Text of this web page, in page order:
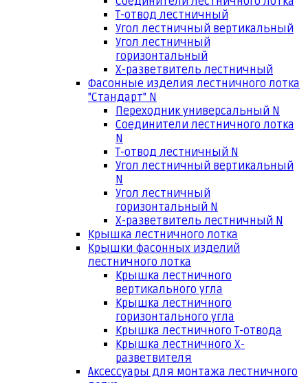
Т-отвод лестничный
Угол лестничный вертикальный
Угол лестничный
горизонтальный
Х-разветвитель лестничный
Фасонные изделия лестничного лотка
"Стандарт" N
Переходник универсальный N
Соединители лестничного лотка
N
Т-отвод лестничный N
Угол лестничный вертикальный
N
Угол лестничный
горизонтальный N
Х-разветвитель лестничный N
Крышка лестничного лотка
Крышки фасонных изделий
лестничного лотка
Крышка лестничного
вертикального угла
Крышка лестничного
горизонтального угла
Крышка лестничного Т-отвода
Крышка лестничного Х-
разветвителя
Аксессуары для монтажа лестничного